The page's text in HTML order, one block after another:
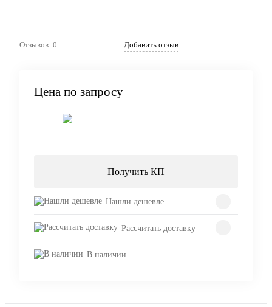
Отзывов: 0 Добавить отзыв
Цена по запросу
Получить КП
Нашли дешевле
Рассчитать доставку
В наличии